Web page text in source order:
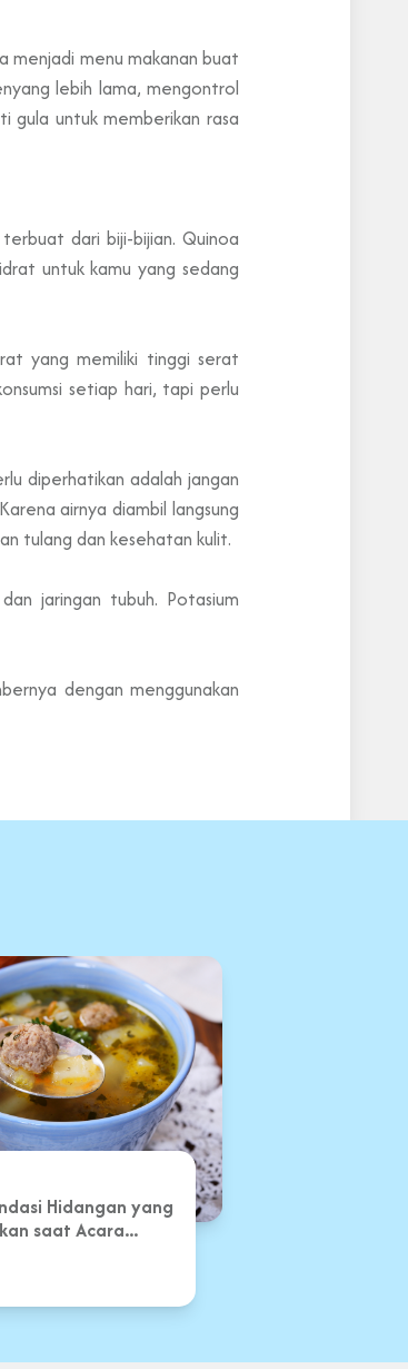
menjadi menu makanan buat
lebih lama, mengontrol
gula untuk memberikan rasa
dari biji-bijian. Quinoa
untuk kamu yang sedang
yang memiliki tinggi serat
setiap hari, tapi perlu
diperhatikan adalah jangan
airnya diambil langsung
tulang dan kesehatan kulit.
jaringan tubuh. Potasium
dengan menggunakan
Hidangan yang
saat Acara...